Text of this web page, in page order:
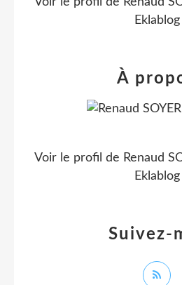
Eklablog
Suivez-
À
Voir le profil de Renaud
Eklablog